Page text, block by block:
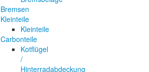
Bremsen
Kleinteile
Kleinteile
Carbonteile
Kotflügel
/
Hinterradabdeckung